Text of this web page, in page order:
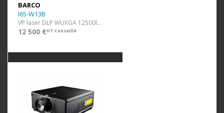
BARCO
I65-W13B
VP laser DLP WUXGA 12500lm Noir ss optique
12 500 €HT Conseillé